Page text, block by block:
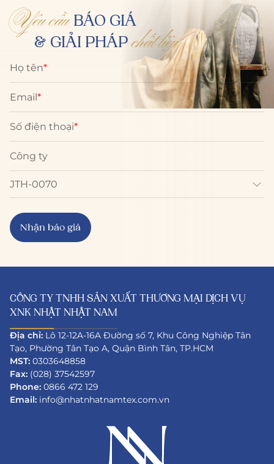
Yêu cầuBÁO GIÁ
& GIẢI PHÁPchất liệu
Họ tên*
Email *
Số điện thoại*
Công ty
CÔNG TY TNHH SẢN XUẤT THƯƠNG MẠI DỊCH VỤ
XNK NHẬT NHẬT NAM
Địa chỉ: Lô 12-12A-16A Đường số 7, Khu Công Nghiệp Tân
Tạo, Phường Tân Tạo A, Quận Bình Tân, TP.HCM
MST: 0303648858
Fax: (028) 37542597
Phone: 0866 472 129
Email: info@nhatnhatnamtex.com.vn